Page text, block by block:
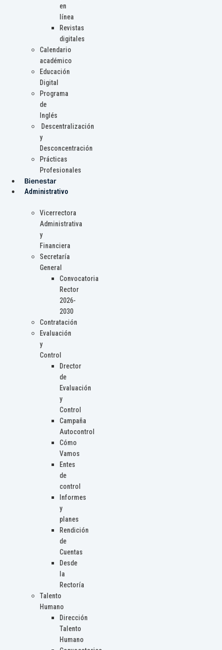
en
línea
Revistas
digitales
Calendario
académico
Educación
Digital
Programa
de
Inglés
Descentralización
y
Desconcentración
Prácticas
Profesionales
Bienestar
Administrativo
Vicerrectora
Administrativa
y
Financiera
Secretaría
General
Convocatoria
Rector
2026-
2030
Contratación
Evaluación
y
Control
Drector
de
Evaluación
y
Control
Campaña
Autocontrol
Cómo
Vamos
Entes
de
control
Informes
y
planes
Rendición
de
Cuentas
Desde
la
Rectoría
Talento
Humano
Dirección
Talento
Humano